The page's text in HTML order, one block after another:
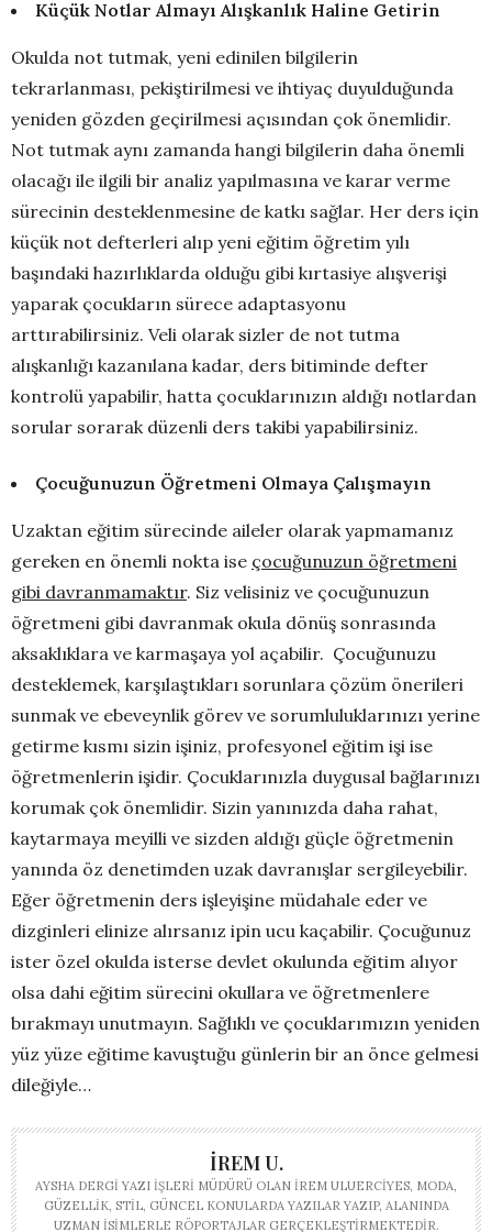
Küçük Notlar Almayı Alışkanlık Haline Getirin
Okulda not tutmak, yeni edinilen bilgilerin
tekrarlanması, pekiştirilmesi ve ihtiyaç duyulduğunda
yeniden gözden geçirilmesi açısından çok önemlidir.
Not tutmak aynı zamanda hangi bilgilerin daha önemli
olacağı ile ilgili bir analiz yapılmasına ve karar verme
sürecinin desteklenmesine de katkı sağlar. Her ders için
küçük not defterleri alıp yeni eğitim öğretim yılı
başındaki hazırlıklarda olduğu gibi kırtasiye alışverişi
yaparak çocukların sürece adaptasyonu
arttırabilirsiniz. Veli olarak sizler de not tutma
alışkanlığı kazanılana kadar, ders bitiminde defter
kontrolü yapabilir, hatta çocuklarınızın aldığı notlardan
sorular sorarak düzenli ders takibi yapabilirsiniz.
Çocuğunuzun Öğretmeni Olmaya Çalışmayın
Uzaktan eğitim sürecinde aileler olarak yapmamanız
gereken en önemli nokta ise çocuğunuzun öğretmeni
gibi davranmamaktır. Siz velisiniz ve çocuğunuzun
öğretmeni gibi davranmak okula dönüş sonrasında
aksaklıklara ve karmaşaya yol açabilir. Çocuğunuzu
desteklemek, karşılaştıkları sorunlara çözüm önerileri
sunmak ve ebeveynlik görev ve sorumluluklarınızı yerine
getirme kısmı sizin işiniz, profesyonel eğitim işi ise
öğretmenlerin işidir. Çocuklarınızla duygusal bağlarınızı
korumak çok önemlidir. Sizin yanınızda daha rahat,
kaytarmaya meyilli ve sizden aldığı güçle öğretmenin
yanında öz denetimden uzak davranışlar sergileyebilir.
Eğer öğretmenin ders işleyişine müdahale eder ve
dizginleri elinize alırsanız ipin ucu kaçabilir. Çocuğunuz
ister özel okulda isterse devlet okulunda eğitim alıyor
olsa dahi eğitim sürecini okullara ve öğretmenlere
bırakmayı unutmayın. Sağlıklı ve çocuklarımızın yeniden
yüz yüze eğitime kavuştuğu günlerin bir an önce gelmesi
dileğiyle…
İREM U.
AYSHA DERGI YAZI İŞLERI MÜDÜRÜ OLAN İREM ULUERCIYES, MODA,
GÜZELLIK, STIL, GÜNCEL KONULARDA YAZILAR YAZIP, ALANINDA
UZMAN ISIMLERLE RÖPORTAJLAR GERÇEKLEŞTIRMEKTEDIR.